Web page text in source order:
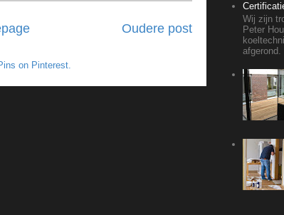
Oudere post
on Pinterest.
Wij zijn
Peter
afgerond.